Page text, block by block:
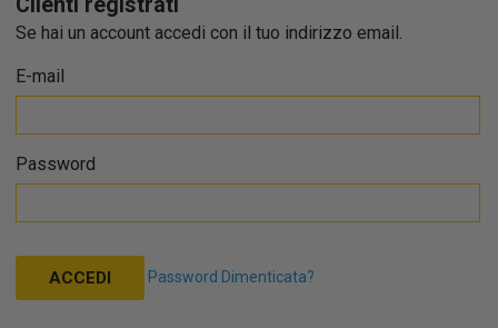
Clienti registrati
Se hai un account accedi con il tuo indirizzo email.
E-mail
Password
ACCEDI Password Dimenticata?